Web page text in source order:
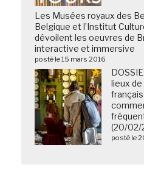
Les Musées royaux des
Belgique et l’Institut
dévoilent les oeuvres de
interactive et immersive
posté le 15 mars 2016
lieux
(20/02/
posté le